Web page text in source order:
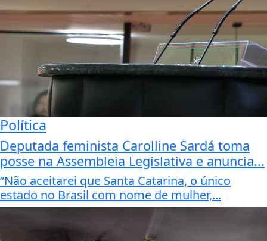
Política
Deputada feminista Carolline Sardá toma
posse na Assembleia Legislativa e anuncia...
”Não aceitarei que Santa Catarina, o único
estado no Brasil com nome de mulher,...